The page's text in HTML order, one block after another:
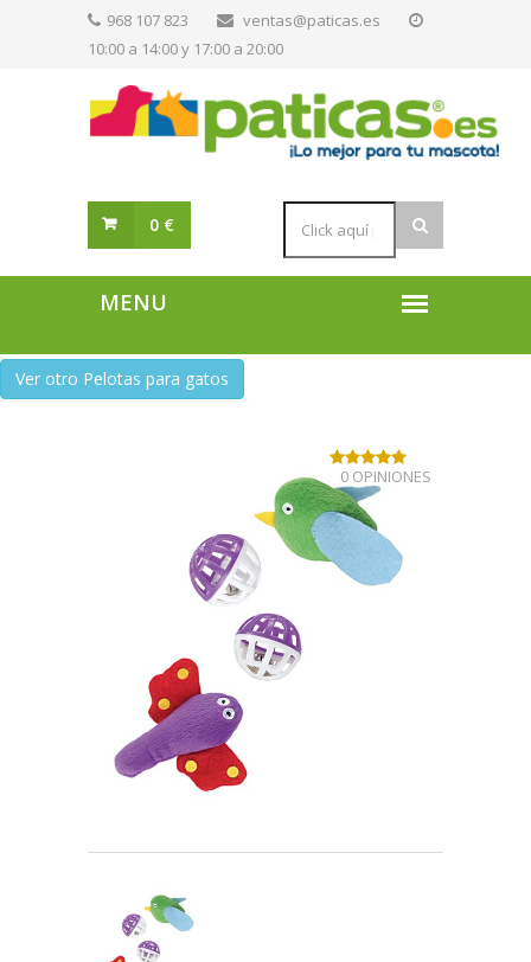
968 107 823
ventas@paticas.es
10:00 a 14:00 y 17:00 a 20:00
0 €
Ver otro Pelotas para gatos
0 OPINIONES